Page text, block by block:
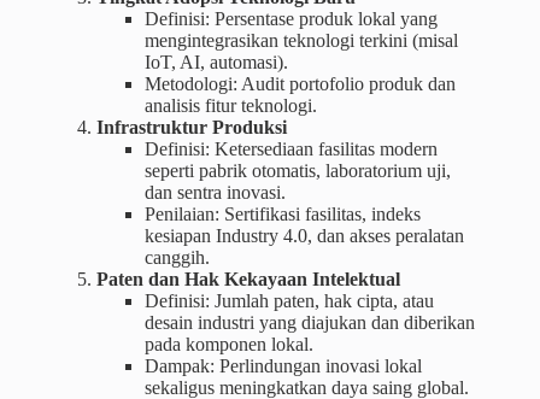
Definisi: Persentase produk lokal yang
mengintegrasikan teknologi terkini (misal
IoT, AI, automasi).
Metodologi: Audit portofolio produk dan
analisis fitur teknologi.
Infrastruktur Produksi
Definisi: Ketersediaan fasilitas modern
seperti pabrik otomatis, laboratorium uji,
dan sentra inovasi.
Penilaian: Sertifikasi fasilitas, indeks
kesiapan Industry 4.0, dan akses peralatan
canggih.
Paten dan Hak Kekayaan Intelektual
Definisi: Jumlah paten, hak cipta, atau
desain industri yang diajukan dan diberikan
pada komponen lokal.
Dampak: Perlindungan inovasi lokal
sekaligus meningkatkan daya saing global.